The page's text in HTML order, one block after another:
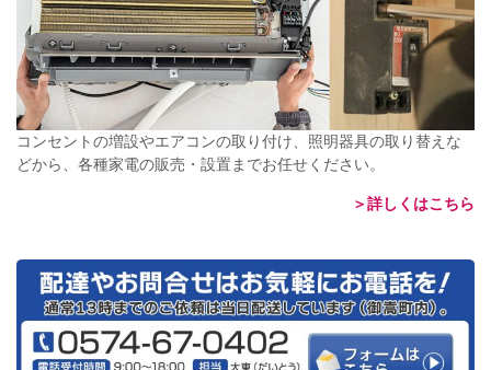
コンセントの増設やエアコンの取り付け、照明器具の取り替えな
どから、各種家電の販売・設置までお任せください。
＞詳しくはこちら